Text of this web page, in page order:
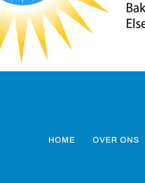
HOME OVER ONS